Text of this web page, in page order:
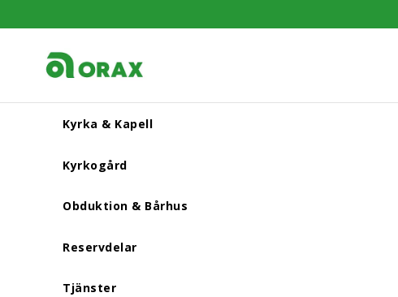
Kyrka & Kapell
Kyrkogård
Obduktion & Bårhus
Reservdelar
Tjänster